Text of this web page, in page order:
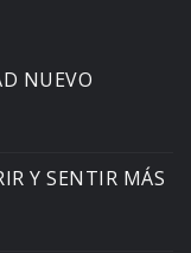
NUEVO
Y SENTIR MÁS